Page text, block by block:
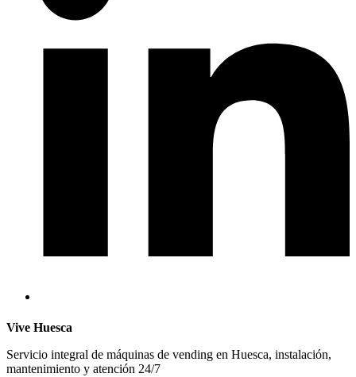
Vive Huesca
Servicio integral de máquinas de vending en Huesca, instalación,
mantenimiento y atención 24/7